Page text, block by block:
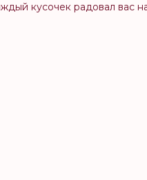
кусочек радовал вас